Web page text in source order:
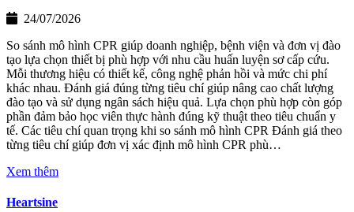
24/07/2026
So sánh mô hình CPR giúp doanh nghiệp, bệnh viện và đơn vị đào
tạo lựa chọn thiết bị phù hợp với nhu cầu huấn luyện sơ cấp cứu.
Mỗi thương hiệu có thiết kế, công nghệ phản hồi và mức chi phí
khác nhau. Đánh giá đúng từng tiêu chí giúp nâng cao chất lượng
đào tạo và sử dụng ngân sách hiệu quả. Lựa chọn phù hợp còn góp
phần đảm bảo học viên thực hành đúng kỹ thuật theo tiêu chuẩn y
tế. Các tiêu chí quan trọng khi so sánh mô hình CPR Đánh giá theo
từng tiêu chí giúp đơn vị xác định mô hình CPR phù…
Xem thêm
Heartsine